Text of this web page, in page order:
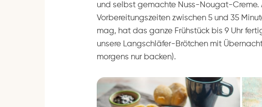
und selbst gemachte Nuss-Nougat-
Vorbereitungszeiten zwischen 5 und 35
mag, hat das ganze Frühstück bis 9 Uhr
unsere Langschläfer-Brötchen mit
morgens nur backen).